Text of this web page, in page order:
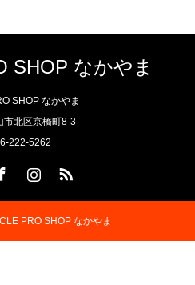
SHOP なかやま
SHOP なかやま
市北区京橋町8-3
222-5262
PRO SHOP なかやま